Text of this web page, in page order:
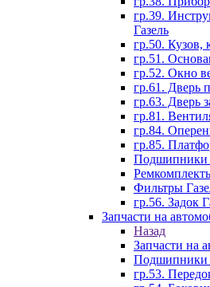
гр.39.
Газель
гр.50. Кузов,
гр.51.
гр.52. Окно
гр.61. Дверь
гр.63. Дверь
гр.81.
гр.84.
гр.85.
Подшипники
Фильтры
гр.56. Задок
Запчасти на
Назад
Запчасти на
Подшипники
гр.53.